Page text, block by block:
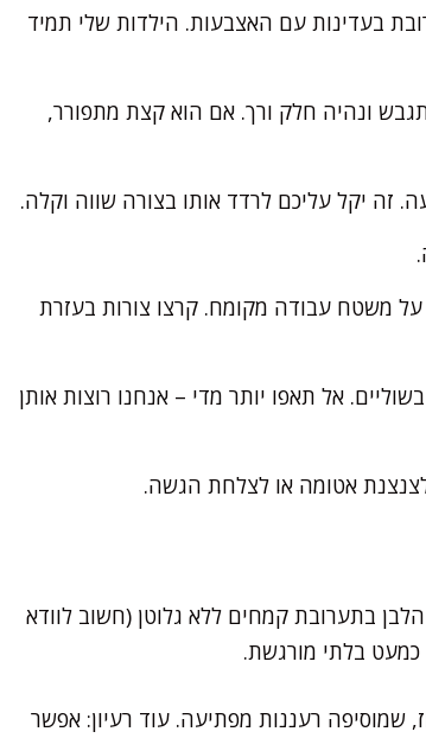
בעדינות עם האצבעות. הילדות שלי תמיד
ונהיה חלק ורך. אם הוא קצת מתפורר,
זה יקל עליכם לרדד אותו בצורה שווה וקלה.
מקומח קלות, רדדו את הבצק לעובי של כ-0.5 ס"מ על משטח עבודה מקומח. קרצו צורות בעזרת
קלות בשוליים. אל תאפו יותר מדי – אנחנו רוצות אותן
אטומה או לצלחת הגשה.
בתערובת קמחים ללא גלוטן (חשוב לוודא
בלתי מורגשת.
שמוסיפה רעננות מפתיעה. עוד רעיון: אפשר